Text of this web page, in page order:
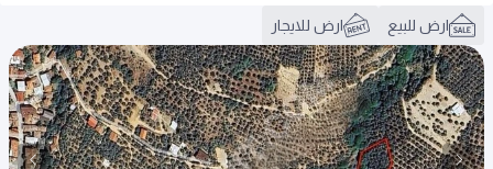
ارض للبيع ارض للايجار